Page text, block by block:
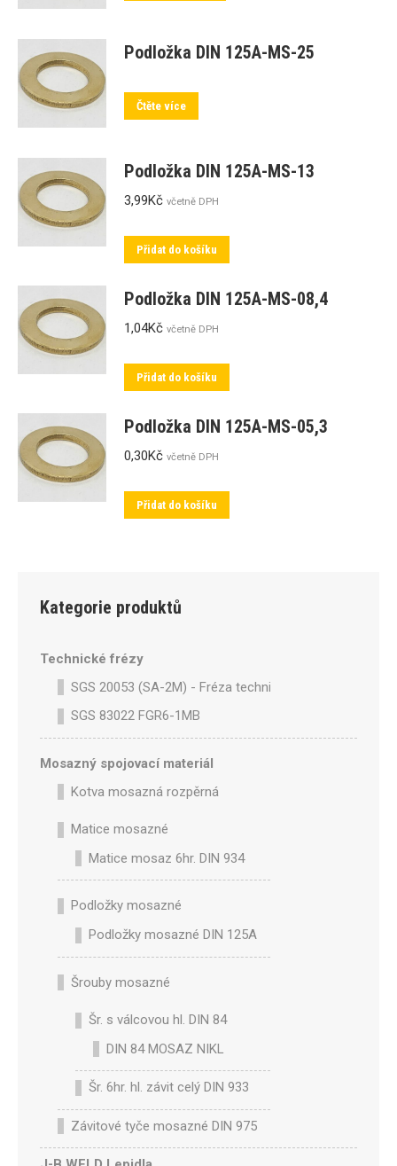
Podložka DIN 125A-MS-25
Čtěte více
Podložka DIN 125A-MS-13
3,99Kč včetně DPH
Přidat do košíku
Podložka DIN 125A-MS-08,4
1,04Kč včetně DPH
Přidat do košíku
Podložka DIN 125A-MS-05,3
0,30Kč včetně DPH
Přidat do košíku
Kategorie produktů
Technické frézy
SGS 20053 (SA-2M) - Fréza technická SA-2M válcová
SGS 83022 FGR6-1MB
Mosazný spojovací materiál
Kotva mosazná rozpěrná
Matice mosazné
Matice mosaz 6hr. DIN 934
Podložky mosazné
Podložky mosazné DIN 125A
Šrouby mosazné
Šr. s válcovou hl. DIN 84
DIN 84 MOSAZ NIKL
Šr. 6hr. hl. závit celý DIN 933
Závitové tyče mosazné DIN 975